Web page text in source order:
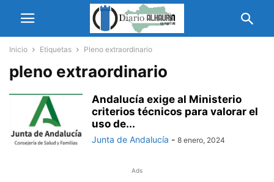
Inicio Etiquetas Pleno extraordinario
pleno extraordinario
Andalucía exige al Ministerio
criterios técnicos para valorar el
uso de...
Junta de Andalucía - 8 enero, 2024
Ads